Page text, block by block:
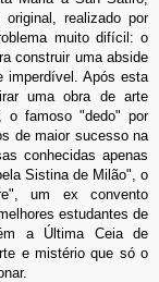
realizado por
muito difícil: o
construir uma abside
imperdível. Após esta
uma obra de arte
o famoso "dedo" por
de maior sucesso na
conhecidas apenas
Sistina de Milão", o
um ex convento
estudantes de
a Última Ceia de
e mistério que só o